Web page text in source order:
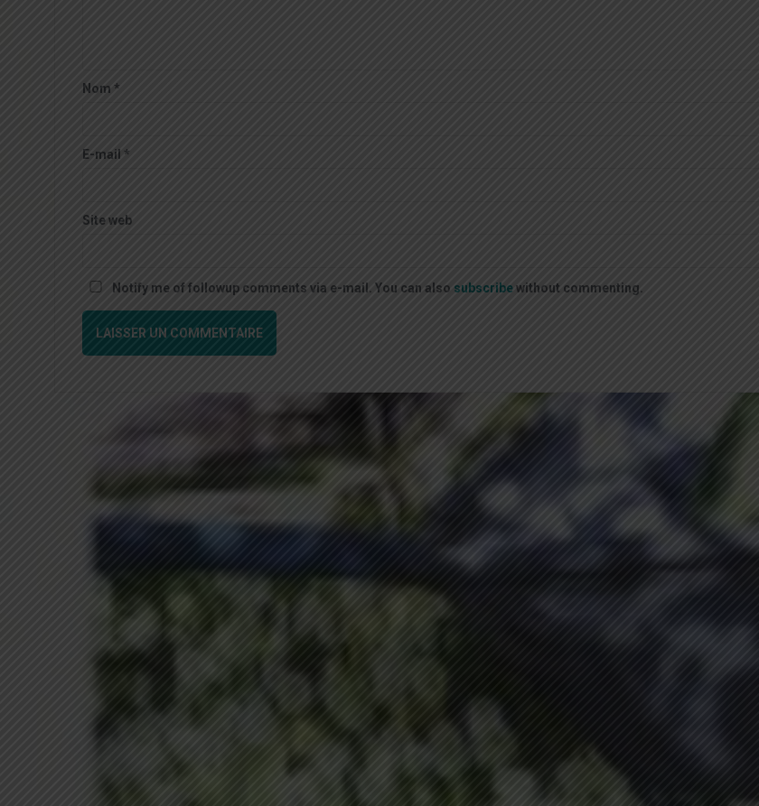
Nom *
E-mail *
Site web
Notify me of followup comments via e-mail. You can also subscribewithout commenting.